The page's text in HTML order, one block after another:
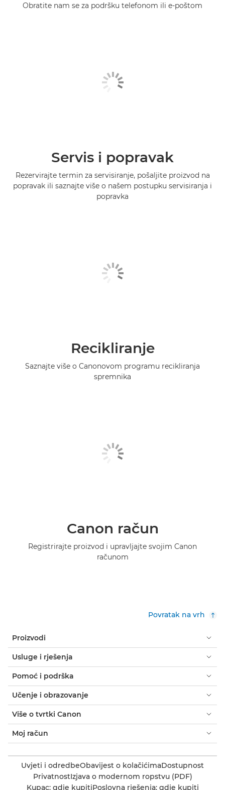
Obratite nam se za podršku telefonom ili e-poštom
Servis i popravak
Rezervirajte termin za servisiranje, pošaljite proizvod na
popravak ili saznajte više o našem postupku servisiranja i
popravka
Recikliranje
Saznajte više o Canonovom programu recikliranja
spremnika
Canon račun
Registrirajte proizvod i upravljajte svojim Canon
računom
Povratak na vrh
Proizvodi
Usluge i rješenja
Pomoć i podrška
Učenje i obrazovanje
Više o tvrtki Canon
Moj račun
Uvjeti i odredbeObavijest o kolačićimaDostupnost
PrivatnostIzjava o modernom ropstvu (PDF)
Kupac: gdje kupitiPoslovna rješenja: gdje kupiti